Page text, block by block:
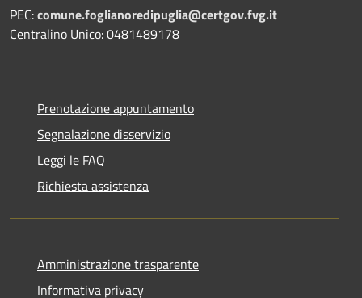
PEC:comune.foglianoredipuglia@certgov.fvg.it
Centralino Unico: 0481489178
Prenotazione appuntamento
Segnalazione disservizio
Leggi le FAQ
Richiesta assistenza
Amministrazione trasparente
Informativa privacy